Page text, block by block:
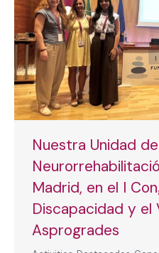
Nuestra Unidad de
Madrid, en el I
Discapacidad y el
Asprogrades